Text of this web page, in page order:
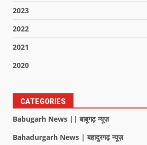
2023
2022
2021
2020
CATEGORIES
Babugarh News || बाबूगढ़ न्यूज़
Bahadurgarh News | बहादुरगढ़ न्यूज़